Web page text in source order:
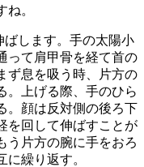
。
します。手の太陽小
って肩甲骨を経て首の
ず息を吸う時、片方の
。上げる際、手のひら
。顔は反対側の後ろ下
を回して伸ばすことが
う片方の腕に手をおろ
繰り返す。